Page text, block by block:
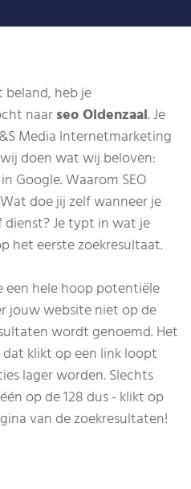
beland, heb je
naarseo Oldenzaal. Je
Media Internetmarketing
doen wat wij beloven:
Google. Waarom SEO
doe jij zelf wanneer je
Je typt in wat je
het eerste zoekresultaat.
een hele hoop potentiële
jouw website niet op de
wordt genoemd. Het
klikt op een link loopt
lager worden. Slechts
op de 128 dus - klikt op
van de zoekresultaten!